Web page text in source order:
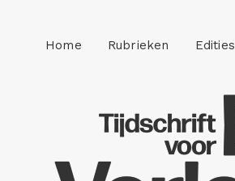
Home Rubrieken Edities